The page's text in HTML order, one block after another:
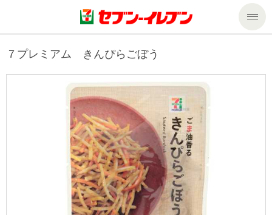
商品のご案内
商品のご案内トップ
商品カテゴリ一覧
セール・キャンペーン
サービストップ
企業情報トップ
私たちの取組み
７プレミアム きんぴらごぼう